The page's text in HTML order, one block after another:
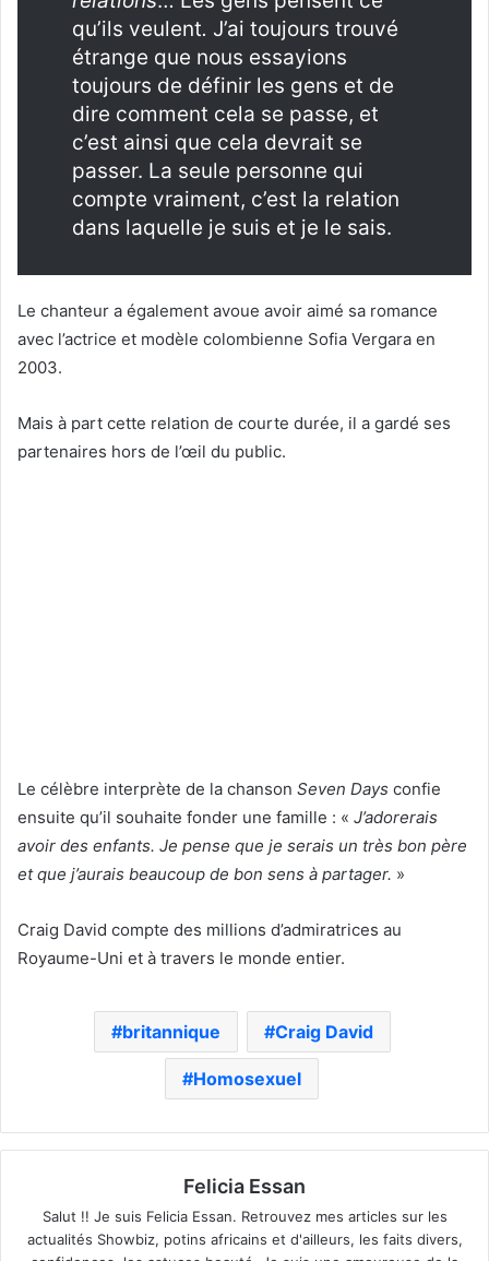
qu’ils veulent. J’ai toujours trouvé
étrange que nous essayions
toujours de définir les gens et de
dire comment cela se passe, et
c’est ainsi que cela devrait se
passer. La seule personne qui
compte vraiment, c’est la relation
dans laquelle je suis et je le sais.
Le chanteur a également avoue avoir aimé sa romance
avec l’actrice et modèle colombienne Sofia Vergara en
2003.
Mais à part cette relation de courte durée, il a gardé ses
partenaires hors de l’œil du public.
Le célèbre interprète de la chanson Seven Days confie
ensuite qu’il souhaite fonder une famille : « J’adorerais
avoir des enfants. Je pense que je serais un très bon père
et que j’aurais beaucoup de bon sens à partager. »
Craig David compte des millions d’admiratrices au
Royaume-Uni et à travers le monde entier.
britannique Craig David
Homosexuel
Felicia Essan
Salut !! Je suis Felicia Essan. Retrouvez mes articles sur les
actualités Showbiz, potins africains et d'ailleurs, les faits divers,